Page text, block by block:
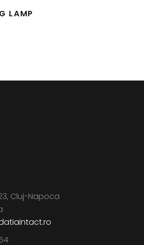
LAMP
Cluj-Napoca